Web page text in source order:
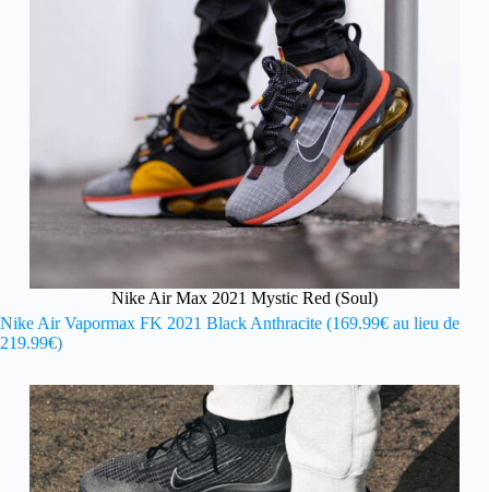
Nike Air Max 2021 Mystic Red (Soul)
Nike Air Vapormax FK 2021 Black Anthracite (169.99€ au lieu de
219.99€)